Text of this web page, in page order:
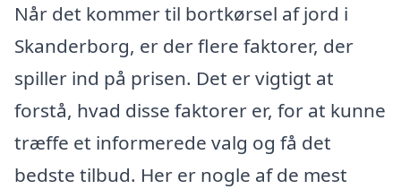
Når det kommer til bortkørsel af jord i
Skanderborg, er der flere faktorer, der
spiller ind på prisen. Det er vigtigt at
forstå, hvad disse faktorer er, for at kunne
træffe et informerede valg og få det
bedste tilbud. Her er nogle af de mest